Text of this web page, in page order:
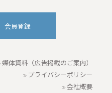
会員登録
媒体資料（広告掲載のご案内）
プライバシーポリシー
会社概要